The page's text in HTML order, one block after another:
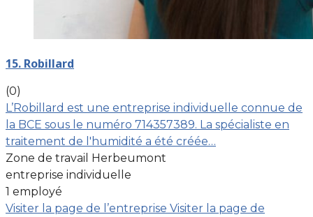
15. Robillard
(0)
L’Robillard est une entreprise individuelle connue de
la BCE sous le numéro 714357389. La spécialiste en
traitement de l'humidité a été créée…
Zone de travail Herbeumont
entreprise individuelle
1 employé
Visiter la page de l’entreprise Visiter la page de